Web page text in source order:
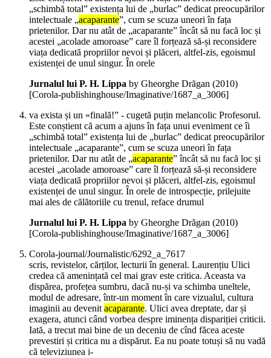
„schimbă total” existența lui de „burlac” dedicat preocupărilor
intelectuale „acaparante”, cum se scuza uneori în fața
prietenilor. Dar nu atât de „acaparante” încât să nu facă loc și
acestei „acolade amoroase” care îl forțează să-și reconsidere
viața dedicată propriilor nevoi și plăceri, altfel-zis, egoismul
existenței de unul singur. În orele
Jurnalul lui P. H. Lippa by Gheorghe Drăgan (2010)
[Corola-publishinghouse/Imaginative/1687_a_3006]
va exista și un «finală!” - cugetă puțin melancolic Profesorul.
Este conștient că acum a ajuns în fața unui eveniment ce îi
„schimbă total” existența lui de „burlac” dedicat preocupărilor
intelectuale „acaparante”, cum se scuza uneori în fața
prietenilor. Dar nu atât de „acaparante” încât să nu facă loc și
acestei „acolade amoroase” care îl forțează să-și reconsidere
viața dedicată propriilor nevoi și plăceri, altfel-zis, egoismul
existenței de unul singur. În orele de introspecție, prilejuite
mai ales de călătoriile cu trenul, reface drumul
Jurnalul lui P. H. Lippa by Gheorghe Drăgan (2010)
[Corola-publishinghouse/Imaginative/1687_a_3006]
Corola-journal/Journalistic/6292_a_7617
scris, revistelor, cărților, lecturii în general. Laurențiu Ulici
credea că amenințată cel mai grav este critica. Aceasta va
dispărea, profețea sumbru, dacă nu-și va schimba uneltele,
modul de adresare, într-un moment în care vizualul, cultura
imaginii au devenitacaparante. Ulici avea dreptate, dar și
exagera, atunci când vorbea despre iminența dispariției criticii.
Iată, a trecut mai bine de un deceniu de cînd făcea aceste
prevestiri și critica nu a dispărut. Ea nu poate totuși să nu vadă
că televiziunea i-